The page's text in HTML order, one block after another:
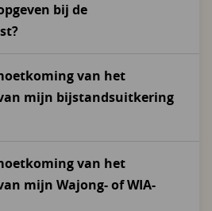
bij de
van het
mijn bijstandsuitkering
van het
mijn Wajong- of WIA-